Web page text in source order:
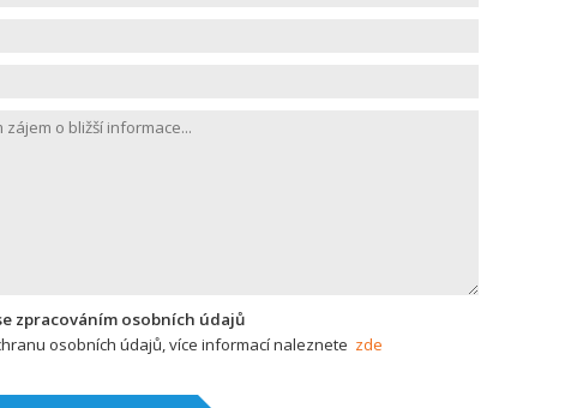
zpracováním osobních údajů
osobních údajů, více informací naleznete zde